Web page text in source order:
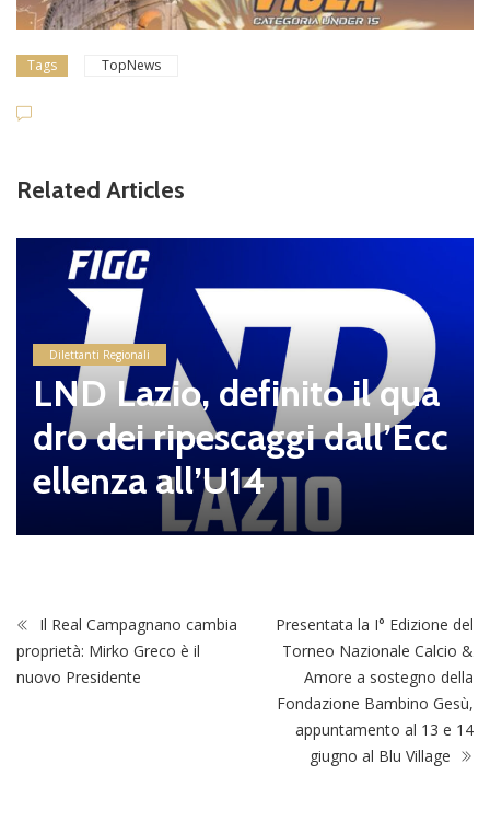
Tags TopNews
Related Articles
Dilettanti Regionali
LND Lazio, definito il qua
dro dei ripescaggi dall’Ecc
ellenza all’U14
Il Real Campagnano cambia
proprietà: Mirko Greco è il
nuovo Presidente
Presentata la I° Edizione del
Torneo Nazionale Calcio &
Amore a sostegno della
Fondazione Bambino Gesù,
appuntamento al 13 e 14
giugno al Blu Village